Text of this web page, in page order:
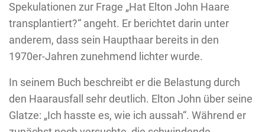
Spekulationen zur Frage „Hat Elton John Haare
transplantiert?“ angeht. Er berichtet darin unter
anderem, dass sein Haupthaar bereits in den
1970er-Jahren zunehmend lichter wurde.
In seinem Buch beschreibt er die Belastung durch
den Haarausfall sehr deutlich. Elton John über seine
Glatze: „Ich hasste es, wie ich aussah“. Während er